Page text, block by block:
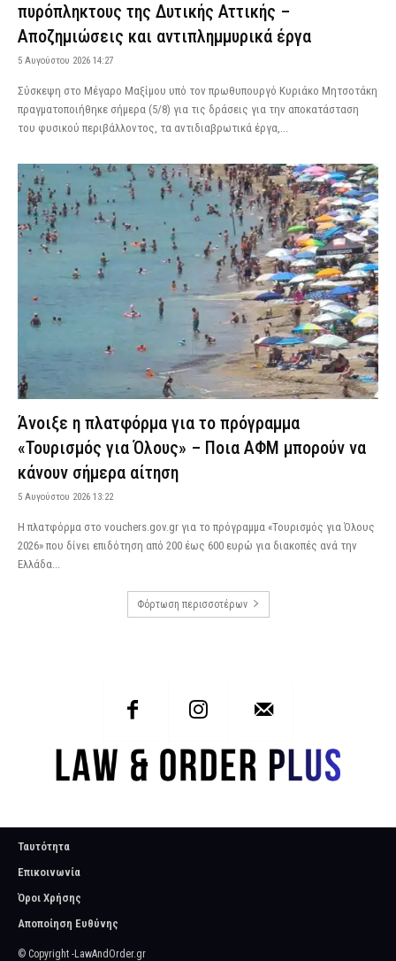
πυρόπληκτους της Δυτικής Αττικής –
Αποζημιώσεις και αντιπλημμυρικά έργα
5 Αυγούστου 2026 14:27
Σύσκεψη στο Μέγαρο Μαξίμου υπό τον πρωθυπουργό Κυριάκο Μητσοτάκη
πραγματοποιήθηκε σήμερα (5/8) για τις δράσεις για την αποκατάσταση
του φυσικού περιβάλλοντος, τα αντιδιαβρωτικά έργα,...
Άνοιξε η πλατφόρμα για το πρόγραμμα
«Τουρισμός για Όλους» – Ποια ΑΦΜ μπορούν να
κάνουν σήμερα αίτηση
5 Αυγούστου 2026 13:22
Η πλατφόρμα στο vouchers.gov.gr για το πρόγραμμα «Τουρισμός για Όλους
2026» που δίνει επιδότηση από 200 έως 600 ευρώ για διακοπές ανά την
Ελλάδα...
Φόρτωση περισσοτέρων
Ταυτότητα
Επικοινωνία
Όροι Χρήσης
Αποποίηση Ευθύνης
© Copyright -LawAndOrder.gr